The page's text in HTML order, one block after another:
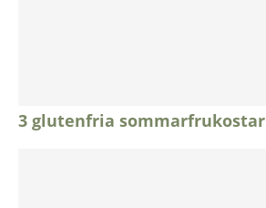
3 glutenfria sommarfrukostar